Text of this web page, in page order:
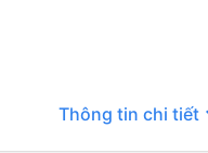
Thông tin chi tiết